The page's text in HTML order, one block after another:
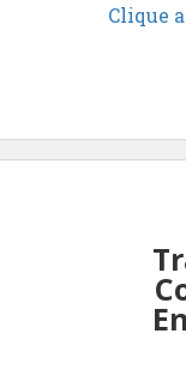
Clique